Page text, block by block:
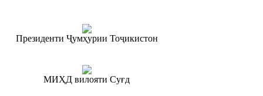
Президенти Ҷумҳурии Тоҷикистон
МИҲД вилояти Суғд